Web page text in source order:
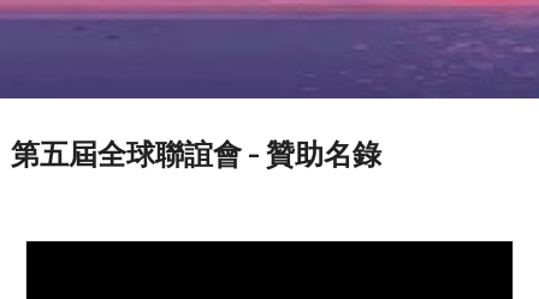
第五屆全球聯誼會 - 贊助名錄